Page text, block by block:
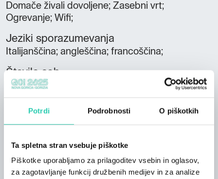
Potrdi Podrobnosti O piškotkih
Ta spletna stran vsebuje piškotke
Piškotke uporabljamo za prilagoditev vsebin in oglasov,
za zagotavljanje funkcij družbenih medijev in za analize
Domače živali dovoljene; Zasebni vrt;
Ogrevanje; Wifi;
Jeziki sporazumevanja
Italijanščina; angleščina; francoščina;
Število sob
2
Število kopalnic